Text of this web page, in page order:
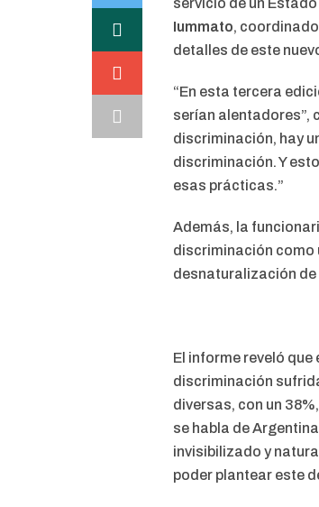
servicio de un
Iummato,
detalles de este
“En esta tercera
serían alentadores”,
discriminación, hay
discriminación. Y
esas prácticas.”
Además, la
discriminación como
desnaturalización de
El informe reveló que
discriminación
diversas, con un
se habla de
invisibilizado y
poder plantear este